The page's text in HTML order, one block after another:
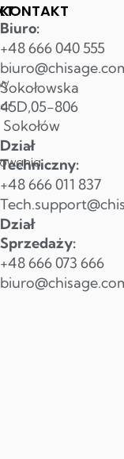
KONTAKT
Biuro:
+48 666 040 555
Sokołowska
45D,05-806
Sokołów
Dział
Techniczny:
+48 666 011 837
Dział
Sprzedaży:
+48 666 073 666